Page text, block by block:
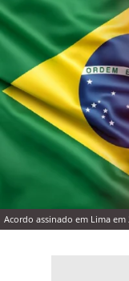
Acordo assinado em Lima